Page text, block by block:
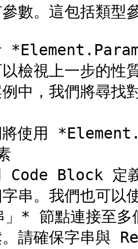
數。這包括類型
檢視上一步的性
中，我們將尋找
使用
Block 定義
字串。我們也可
* 節點連接至
。請確保字串與